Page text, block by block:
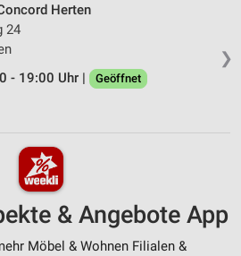
❯
Herten
24
- 19:00 Uhr |
Geöffnet
& Angebote App
Möbel & Wohnen Filialen &